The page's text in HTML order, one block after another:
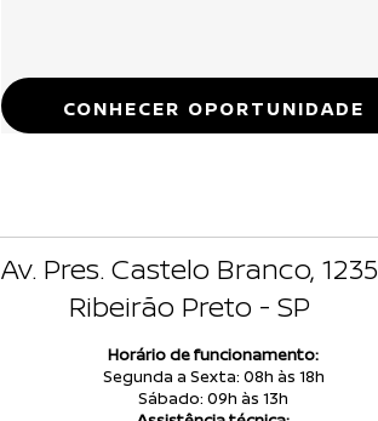
CONHECER OPORTUNIDADE
Av. Pres. Castelo Branco, 1235
Ribeirão Preto - SP
Horário de funcionamento:
Segunda a Sexta: 08h às 18h
Sábado: 09h às 13h